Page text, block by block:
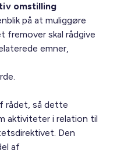
omstilling
på at muliggøre
fremover skal rådgive
emner,
rådet, så dette
aktiviteter i relation til
Den
af